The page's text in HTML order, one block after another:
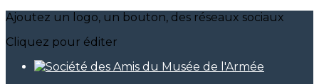
Ajoutez un logo, un bouton, des réseaux sociaux
Cliquez pour éditer